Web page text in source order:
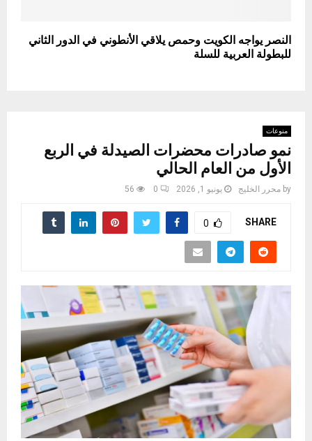
النصر يواجه الكويت وحمص يلاقي الأنطوني في الدور الثاني
للبطولة العربية للسلة
منوعات
نمو صادرات محضرات الصيدلة في الربع
الأول من العام الحالي
by محرر الخليج يونيو 1, 2026 0
56
SHARE
0